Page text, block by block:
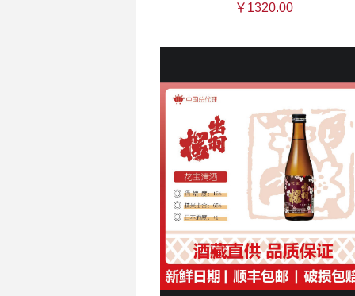
￥1320.00